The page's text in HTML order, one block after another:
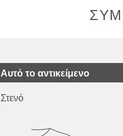
Αυτό το αντικείμενο
Στενό